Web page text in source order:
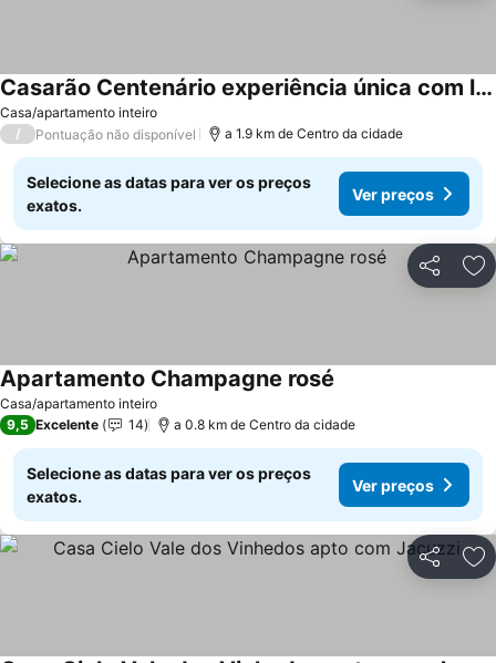
Casa/apartamento inteiro
Casarão Centenário experiência única com lareira
/ Pontuação não disponível a 1.9 km de Centro da cidade
Selecione as datas para ver os preços
exatos.
Ver preços
Partilhar
Casa/apartamento inteiro
Apartamento Champagne rosé
9,5 Excelente 14 a 0.8 km de Centro da cidade
Selecione as datas para ver os preços
exatos.
Ver preços
Partilhar